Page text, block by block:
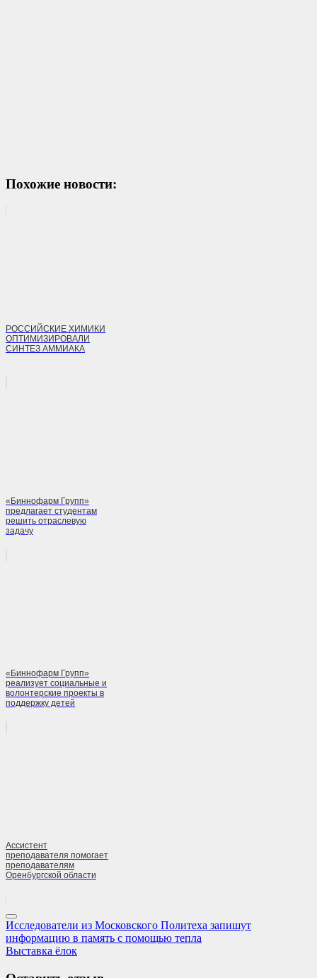
Похожие новости:
РОССИЙСКИЕ ХИМИКИ
ОПТИМИЗИРОВАЛИ
СИНТЕЗ АММИАКА
«Биннофарм Групп»
предлагает студентам
решить отраслевую
задачу
«Биннофарм Групп»
реализует социальные и
волонтерские проекты в
поддержку детей
Ассистент
преподавателя помогает
преподавателям
Оренбургской области
Навигация
по
Previous
Post:
Исследователи из Московского Политеха запишут
информацию в память с помощью тепла
Next
Выставка ёлок